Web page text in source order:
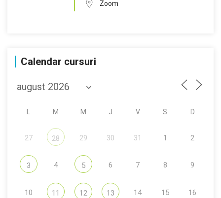
Zoom
Calendar cursuri
M M J V S D
27 28 29 30 31 1 2
3 4 5 6 7 8 9
10 11 12 13 14 15 16